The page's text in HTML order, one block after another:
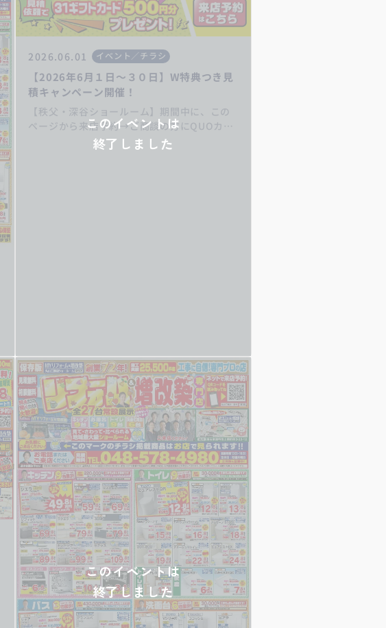
2026.06.01 イベント／チラシ
【2026年6月１日～３０日】W特典つき見
積キャンペーン開催！
【秩父・深谷ショールーム】期間中に、この
ページから来店予約→ご商談の方にQUOカー
ド500円分+サーティーワンギフト500円分を
このイベントは
終了しました
このイベントは
終了しました